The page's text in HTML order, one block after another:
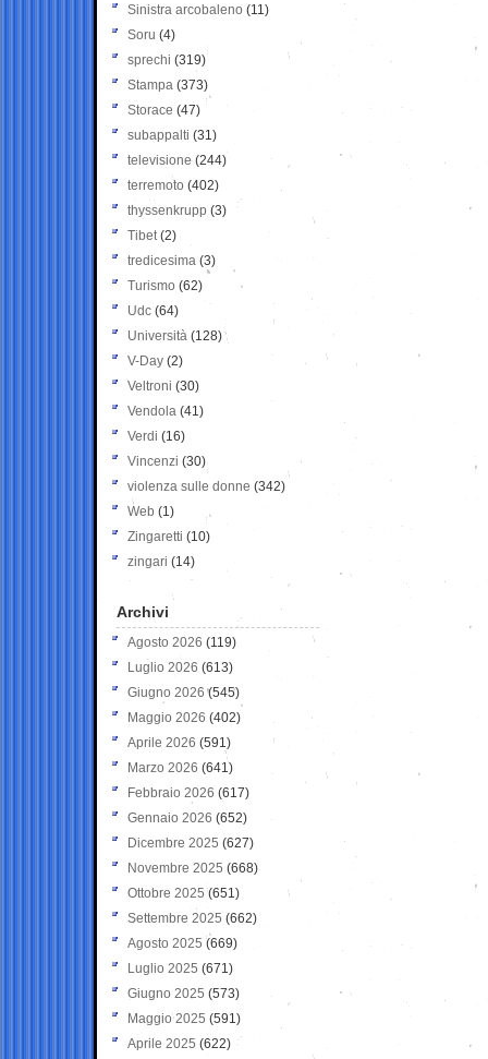
Sinistra arcobaleno (11)
Soru (4)
sprechi (319)
Stampa (373)
Storace (47)
subappalti (31)
televisione(244)
terremoto (402)
thyssenkrupp (3)
Tibet(2)
tredicesima (3)
Turismo (62)
Udc (64)
Università (128)
V-Day (2)
Veltroni (30)
Vendola (41)
Verdi (16)
Vincenzi (30)
violenza sulle donne (342)
Web (1)
Zingaretti (10)
zingari (14)
Archivi
Agosto 2026 (119)
Luglio 2026 (613)
Giugno 2026 (545)
Maggio 2026 (402)
Aprile 2026 (591)
Marzo 2026 (641)
Febbraio 2026 (617)
Gennaio 2026 (652)
Dicembre 2025 (627)
Novembre 2025 (668)
Ottobre 2025 (651)
Settembre 2025 (662)
Agosto 2025 (669)
Luglio 2025 (671)
Giugno 2025 (573)
Maggio 2025 (591)
Aprile 2025 (622)